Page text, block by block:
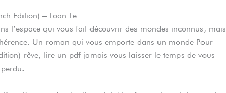
Edition) – Loan Le
l’espace qui vous fait découvrir des mondes inconnus, mais
Un roman qui vous emporte dans un monde Pour
rêve, lire un pdf jamais vous laisser le temps de vous